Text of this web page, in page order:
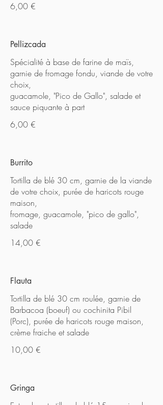
6,00 €
Pellizcada
Spécialité à base de farine de maïs,
garnie de fromage fondu, viande de votre
choix,
guacamole, "Pico de Gallo", salade et
sauce piquante à part
6,00 €
Burrito
Tortilla de blé 30 cm, garnie de la viande
de votre choix, purée de haricots rouge
maison,
fromage, guacamole, "pico de gallo",
salade
14,00 €
Flauta
Tortilla de blé 30 cm roulée, garnie de
Barbacoa (boeuf) ou cochinita Pibil
(Porc), purée de haricots rouge maison,
crème fraiche et salade
10,00 €
Gringa